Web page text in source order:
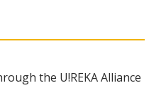
the U!REKA Alliance